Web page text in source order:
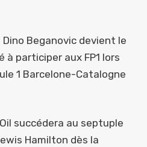
Beganovic devient le
à participer aux FP1 lors
1 Barcelone-Catalogne
succédera au septuple
Hamilton dès la